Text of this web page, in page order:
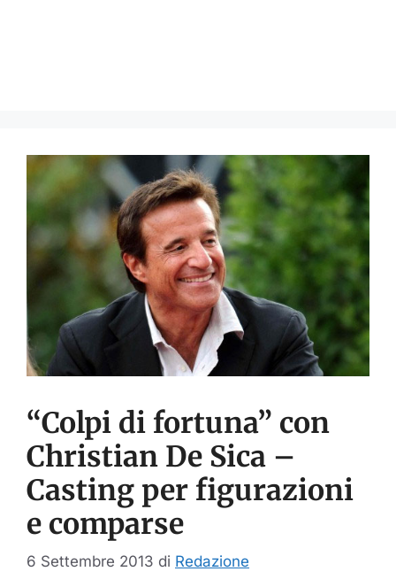
“Colpi di fortuna” con
Christian De Sica –
Casting per figurazioni
e comparse
6 Settembre 2013 di Redazione